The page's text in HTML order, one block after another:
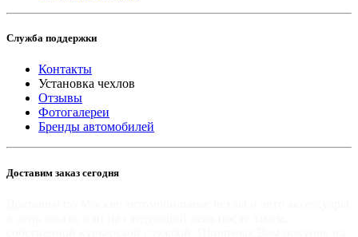
Служба поддержки
Контакты
Установка чехлов
Отзывы
Фотогалереи
Бренды автомобилей
Доставим заказ сегодня